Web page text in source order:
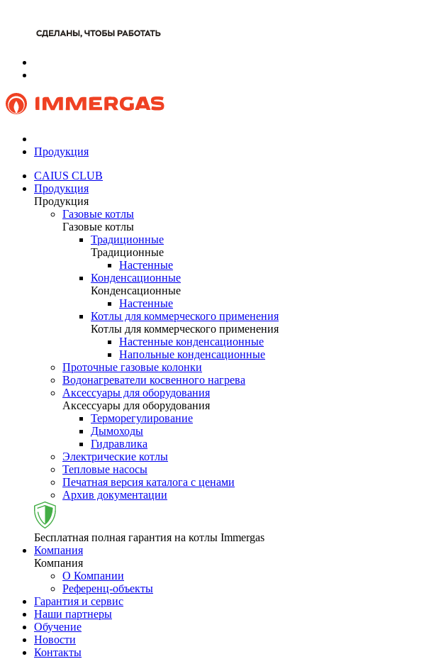
Продукция
CAIUS CLUB
Продукция
Продукция
Газовые котлы
Газовые котлы
Традиционные
Традиционные
Настенные
Конденсационные
Конденсационные
Настенные
Котлы для коммерческого применения
Котлы для коммерческого применения
Настенные конденсационные
Напольные конденсационные
Проточные газовые колонки
Водонагреватели косвенного нагрева
Аксессуары для оборудования
Аксессуары для оборудования
Терморегулирование
Дымоходы
Гидравлика
Электрические котлы
Тепловые насосы
Печатная версия каталога с ценами
Архив документации
Бесплатная полная гарантия на котлы Immergas
Компания
Компания
О Компании
Референц-объекты
Гарантия и сервис
Наши партнеры
Обучение
Новости
Контакты